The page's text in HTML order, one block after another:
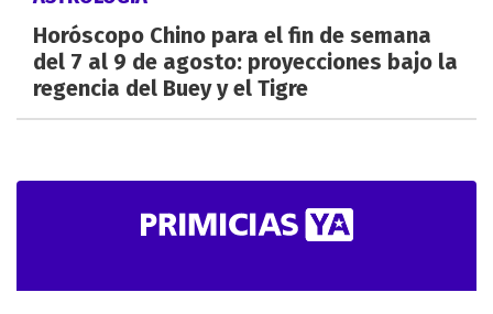
Horóscopo Chino para el fin de semana
del 7 al 9 de agosto: proyecciones bajo la
regencia del Buey y el Tigre